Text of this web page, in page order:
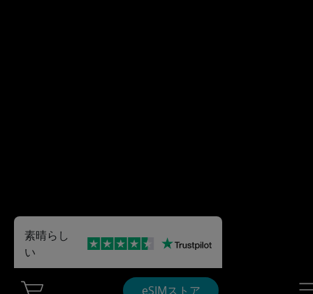
eSIMストア
素晴らし
い